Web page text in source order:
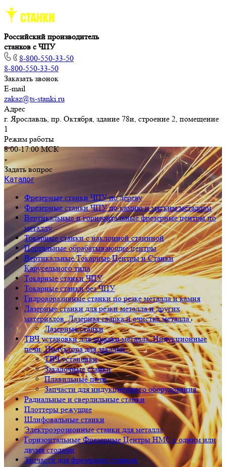
Российский производитель
станков с ЧПУ
8-800-550-33-50
8-800-550-33-50
Заказать звонок
E-mail
zakaz@ts-stanki.ru
Адрес
г. Ярославль, пр. Октября, здание 78и, строение 2, помещение
1
Режим работы
8:00-17:00 МСК
Задать вопрос
Каталог
Фрезерные станки ЧПУ по дереву
Фрезерные станки ЧПУ по камню и мягким металлам
Вертикальные и горизонтальные фрезерные центры по
металлу
Токарные станки с наклонной станиной
Портальные обрабатывающие центры
Вертикальные Токарные Центры и Станки
Карусельного типа
Токарные станки ЧПУ
Токарные станки без ЧПУ
Гидроабразивные станки по резке металла и камня
Лазерные станки для резки металла и других
материалов. Лазерная сварка и очистка металла
Лазерные станки
ТВЧ установки для закалки металла. Индукционные
печи. Индуктора для закалки.
ТВЧ установки
Закалочные станки
Плавильные печи
Запчасти для индукционного оборудования
Радиальные и сверлильные станки
Плоттеры режущие
Шлифовальные станки
Электроэрозионные станки для металла
Горизонтальные Фрезерные Центры HMC с одним или
двумя столами
Запчасти для фрезерных станков